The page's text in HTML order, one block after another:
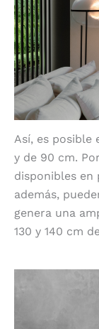
Así, es posible
y de 90 cm.
disponibles en
además,
genera una
130 y 140 cm